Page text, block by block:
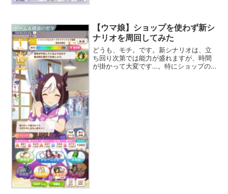
ゲーム＆構築の哲学
【ウマ娘】ショップを使わず新シ
ナリオを周回してみた
どうも、モチ。です。新シナリオは、立
ち回り次第では能力が盛れますが、時間
が掛かって大変です…。特にショップの